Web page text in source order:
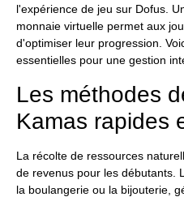
l'expérience de jeu sur Dofus.
monnaie virtuelle permet aux
d'optimiser leur progression.
essentielles pour une gestion
Les méthodes
Kamas rapides
La récolte de ressources
de revenus pour les débutants.
la boulangerie ou la bijouterie,